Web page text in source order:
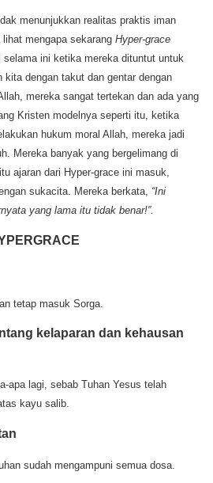
menunjukkan realitas praktis iman
mengapa sekarang Hyper-grace
selama ini ketika mereka dituntut untuk
kita dengan takut dan gentar dengan
mereka sangat tertekan dan ada yang
Kristen modelnya seperti itu, ketika
hukum moral Allah, mereka jadi
Mereka banyak yang bergelimang di
ajaran dari Hyper-grace ini masuk,
sukacita. Mereka berkata, “Ini
yang lama itu tidak benar!”.
tetap masuk Sorga.
kelaparan dan kehausan
apa lagi, sebab Tuhan Yesus telah
kayu salib.
sudah mengampuni semua dosa.